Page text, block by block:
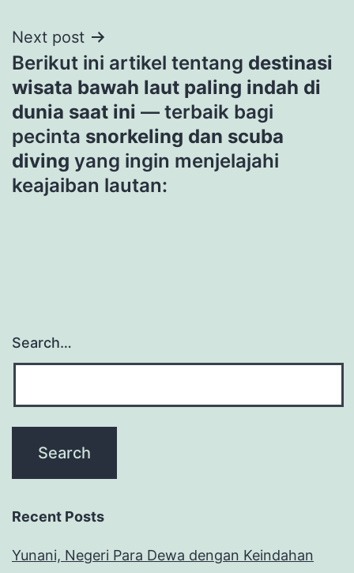
Next post
Berikut ini artikel tentang destinasi
wisata bawah laut paling indah di
dunia saat ini — terbaik bagi
pecinta snorkeling dan scuba
diving yang ingin menjelajahi
keajaiban lautan:
Search…
Recent Posts
Yunani, Negeri Para Dewa dengan Keindahan